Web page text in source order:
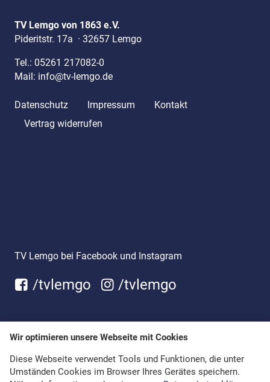
TV Lemgo von 1863 e.V.
Pideritstr. 17a · 32657 Lemgo
Tel.: 05261 217082-0
Mail: info@tv-lemgo.de
Datenschutz Impressum
Kontakt
Vertrag widerrufen
/tvlemgo /tvlemgo
Wir optimieren unsere Webseite mit Cookies
Diese Webseite verwendet Tools und Funktionen, die unter
Umständen Cookies im Browser Ihres Gerätes speichern.